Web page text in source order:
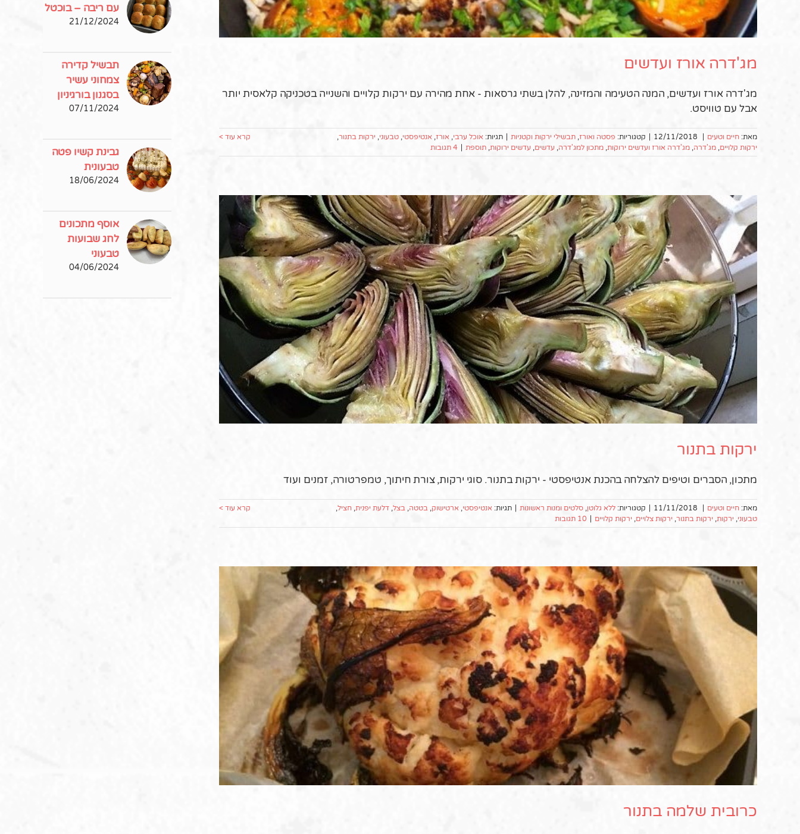
מג'דרה אורז ועדשים
מג'דרה אורז ועדשים, המנה הטעימה והמזינה, להלן בשתי גרסאות - אחת מהירה עם ירקות קלויים והשנייה בטכניקה קלאסית יותר
אבל עם טוויסט.
מאת: חיים וטעים 12/11/2018 קטגוריות: פסטה ואורז, תבשילי ירקות וקטניות תגיות: אוכל ערבי, אורז, אנטיפסטי, טבעוני, ירקות בתנור,
ירקות קלויים, מג'דרה, מג'דרה אורז ועדשים ירוקות, מתכון למג'דרה, עדשים, עדשים ירוקות, תוספת 4 תגובות
קרא עוד >
ירקות בתנור
מתכון, הסברים וטיפים להצלחה בהכנת אנטיפסטי - ירקות בתנור. סוגי ירקות, צורת חיתוך, טמפרטורה, זמנים ועוד
מאת: חיים וטעים 11/11/2018 קטגוריות: ללא גלוטן, סלטים ומנות ראשונות תגיות: אנטיפסטי, ארטישוק, בטטה, בצל, דלעת יפנית, חציל,
טבעוני, ירקות, ירקות בתנור, ירקות צלויים, ירקות קלויים 10 תגובות
קרא עוד >
כרובית שלמה בתנור
עם ריבה – בוכטל
21/12/2024
תבשיל קדירה
צמחוני עשיר
בסגנון בורגיניון
07/11/2024
גבינת קשיו פטה
טבעונית
18/06/2024
אוסף מתכונים
לחג שבועות
טבעוני
04/06/2024